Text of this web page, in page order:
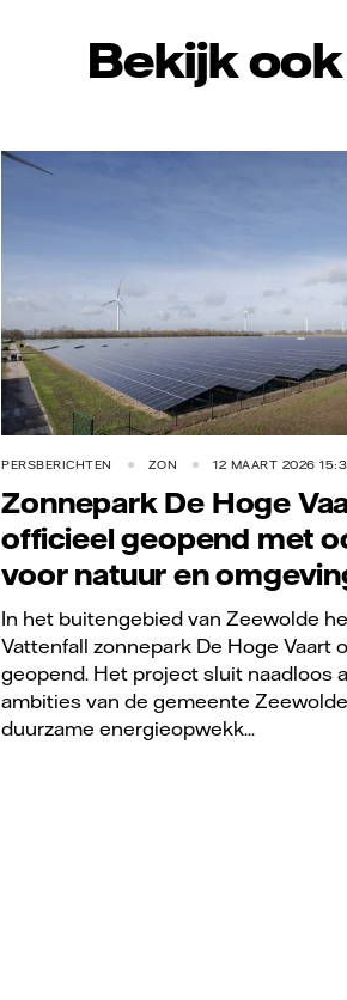
Bekijk ook
Vattenfall/Jorrit Lousberg
PERSBERICHTEN ZON 12 MAART 2026
Zonnepark De Hoge
officieel geopend met
voor natuur en
In het buitengebied van Zeewolde
Vattenfall zonnepark De Hoge Vaart
geopend. Het project sluit naadloos
ambities van de gemeente
duurzame energieopwekk...